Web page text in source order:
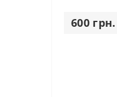
600 грн.